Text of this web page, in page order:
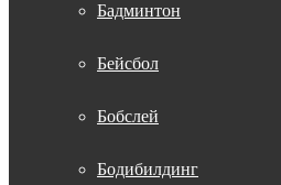
Бадминтон
Бейсбол
Бобслей
Бодибилдинг